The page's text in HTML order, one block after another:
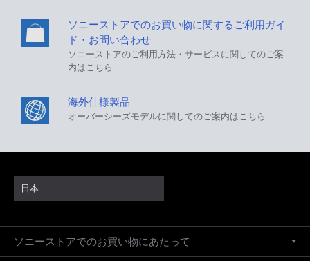
ソニーストアでのお買い物に関するご利用ガイ
ド・お問い合わせ
ソニーストアのご利用方法・サービスに関してのご案
内はこちら
海外仕様製品
オーバーシーズモデルに関してのご案内はこちら
日本
ソニーストアでのお買い物にあたって